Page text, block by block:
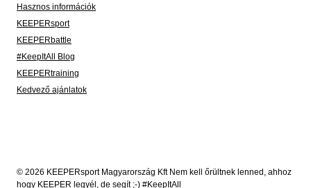
Hasznos információk
KEEPERsport
KEEPERbattle
#KeepItAll Blog
KEEPERtraining
Kedvező ajánlatok
© 2026 KEEPERsport Magyarország Kft Nem kell őrültnek lenned, ahhoz
hogy KEEPER legyél, de segít ;-) #KeepItAll